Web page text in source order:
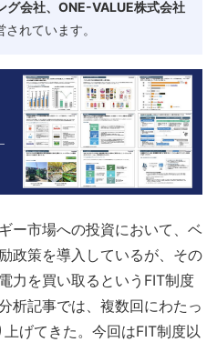
グ会社、ONE-VALUE株式会社
れています。
ー市場への投資において、ベ
政策を導入しているが、その
力を買い取るというFIT制度
析記事では、複数回にわたっ
げてきた。今回はFIT制度以